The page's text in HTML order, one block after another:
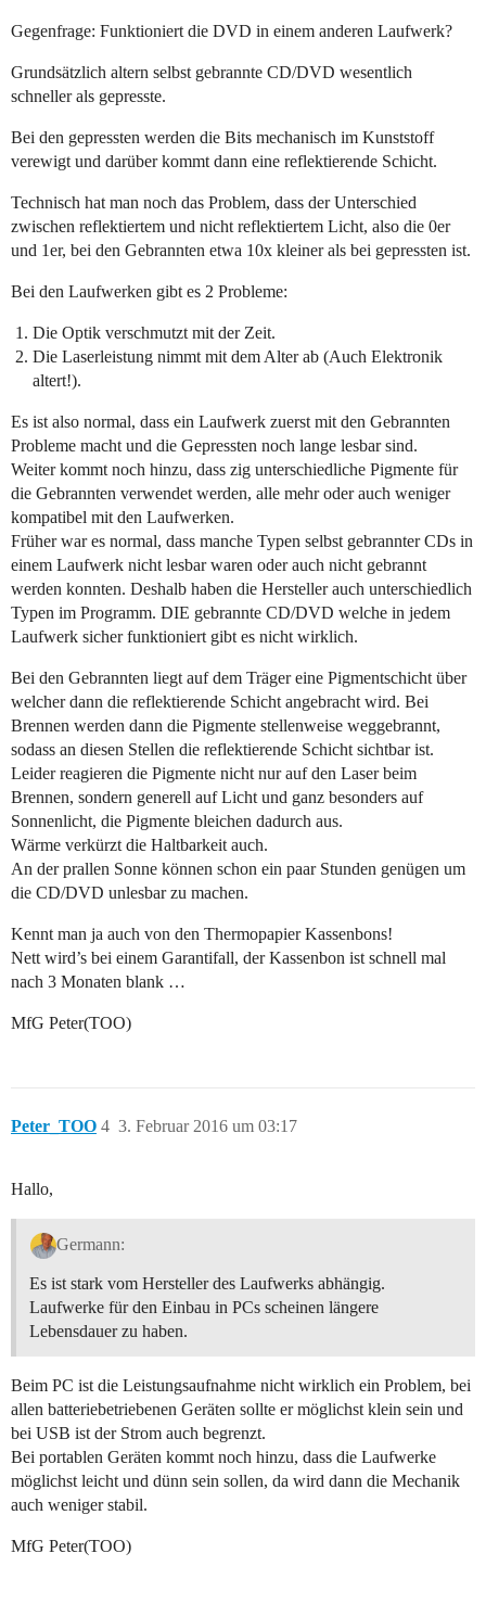
Gegenfrage: Funktioniert die DVD in einem anderen Laufwerk?
Grundsätzlich altern selbst gebrannte CD/DVD wesentlich
schneller als gepresste.
Bei den gepressten werden die Bits mechanisch im Kunststoff
verewigt und darüber kommt dann eine reflektierende Schicht.
Technisch hat man noch das Problem, dass der Unterschied
zwischen reflektiertem und nicht reflektiertem Licht, also die 0er
und 1er, bei den Gebrannten etwa 10x kleiner als bei gepressten ist.
Bei den Laufwerken gibt es 2 Probleme:
Die Optik verschmutzt mit der Zeit.
Die Laserleistung nimmt mit dem Alter ab (Auch Elektronik
altert!).
Es ist also normal, dass ein Laufwerk zuerst mit den Gebrannten
Probleme macht und die Gepressten noch lange lesbar sind.
Weiter kommt noch hinzu, dass zig unterschiedliche Pigmente für
die Gebrannten verwendet werden, alle mehr oder auch weniger
kompatibel mit den Laufwerken.
Früher war es normal, dass manche Typen selbst gebrannter CDs in
einem Laufwerk nicht lesbar waren oder auch nicht gebrannt
werden konnten. Deshalb haben die Hersteller auch unterschiedlich
Typen im Programm. DIE gebrannte CD/DVD welche in jedem
Laufwerk sicher funktioniert gibt es nicht wirklich.
Bei den Gebrannten liegt auf dem Träger eine Pigmentschicht über
welcher dann die reflektierende Schicht angebracht wird. Bei
Brennen werden dann die Pigmente stellenweise weggebrannt,
sodass an diesen Stellen die reflektierende Schicht sichtbar ist.
Leider reagieren die Pigmente nicht nur auf den Laser beim
Brennen, sondern generell auf Licht und ganz besonders auf
Sonnenlicht, die Pigmente bleichen dadurch aus.
Wärme verkürzt die Haltbarkeit auch.
An der prallen Sonne können schon ein paar Stunden genügen um
die CD/DVD unlesbar zu machen.
Kennt man ja auch von den Thermopapier Kassenbons!
Nett wird’s bei einem Garantifall, der Kassenbon ist schnell mal
nach 3 Monaten blank …
MfG Peter(TOO)
Peter_TOO 3. Februar 2016 um 03:17
4
Hallo,
Germann:
Es ist stark vom Hersteller des Laufwerks abhängig.
Laufwerke für den Einbau in PCs scheinen längere
Lebensdauer zu haben.
Beim PC ist die Leistungsaufnahme nicht wirklich ein Problem, bei
allen batteriebetriebenen Geräten sollte er möglichst klein sein und
bei USB ist der Strom auch begrenzt.
Bei portablen Geräten kommt noch hinzu, dass die Laufwerke
möglichst leicht und dünn sein sollen, da wird dann die Mechanik
auch weniger stabil.
MfG Peter(TOO)